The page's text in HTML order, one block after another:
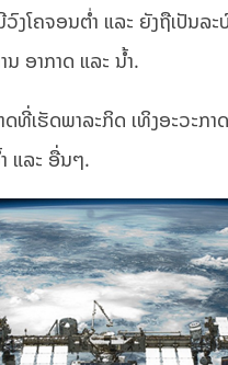
ງໂຄຈອນຕໍ່າ ແລະ ຍັງຖືເປັນ
ອາກາດ ແລະ ນໍ້າ.
ທີ່ເຮັດພາລະກິດ ເທິງອະວະກ
ແລະ ອື່ນໆ.